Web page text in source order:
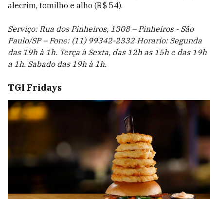
alecrim, tomilho e alho (R$ 54).
Serviço: Rua dos Pinheiros, 1308 – Pinheiros - São
Paulo/SP – Fone: (11) 99342-2332 Horario: Segunda
das 19h à 1h. Terça à Sexta, das 12h as 15h e das 19h
a 1h. Sabado das 19h à 1h.
TGI Fridays